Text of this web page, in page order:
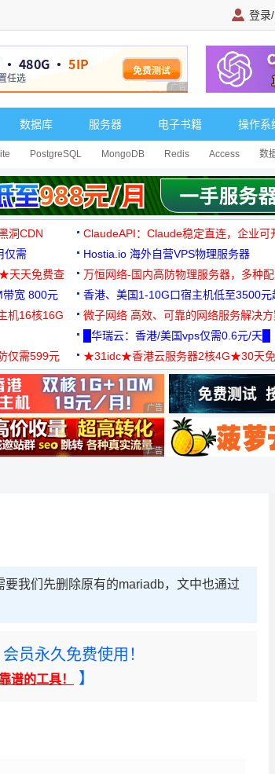
登录
广告 商业广告，理性选择
数据库 服务器 电子书籍 操作系
PostgreSQL MongoDB Redis Access 数
洞CDN ClaudeAPI：Claude稳定直连，企业可
仅需
Hostia.io 海外自营VPS物理服务器
天天免费查
万恒网络-国内高防物理服务器，多种
99元/月起
带宽 800元 香港、美国1-10G口宿主机低至3500元
机16核16G
微子网络 高效、可靠的网络服务解决
█华瑞云：香港/美国vps仅需0.6元/天█
仅需599元
★31idc★香港云服务器2核4G★30天
用◆
，理性选择 广告 商业广告，理性选择
，理性选择 广告 商业广告，理性选择
我们先删除原有的mariadb，文中也通过
员永久免费使用！
谱的工具！ 】